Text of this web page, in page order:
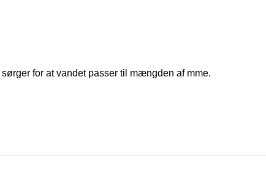
for at vandet passer til mængden af mme.